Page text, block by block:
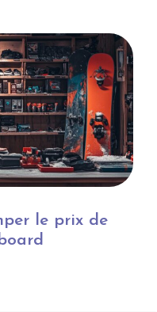
le prix de